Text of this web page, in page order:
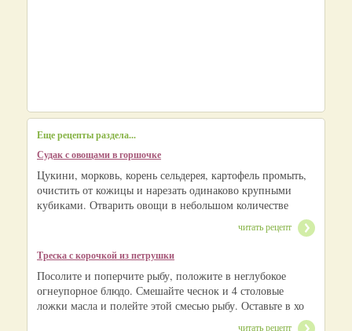
Еще рецепты раздела...
Судак с овощами в горшочке
Цукини, морковь, корень сельдерея, картофель промыть,
очистить от кожицы и нарезать одинаково крупными
кубиками. Отварить овощи в небольшом количестве
читать рецепт
Треска с корочкой из петрушки
Посолите и поперчите рыбу, положите в неглубокое
огнеупорное блюдо. Смешайте чеснок и 4 столовые
ложки масла и полейте этой смесью рыбу. Оставьте в хо
читать рецепт